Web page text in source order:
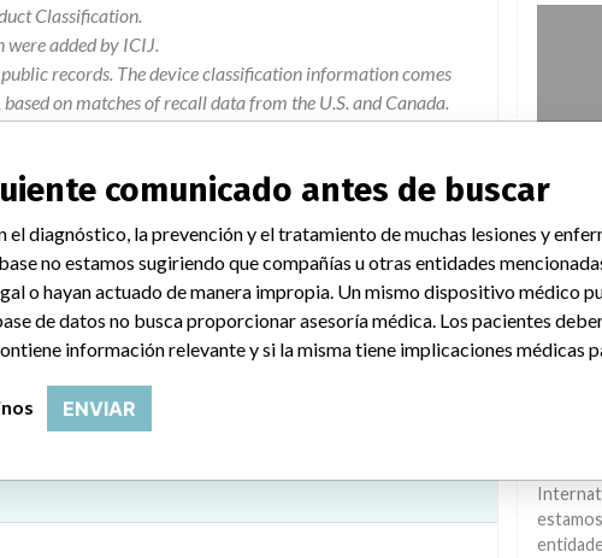
Classification.
added by ICIJ.
records. The device classification information comes
on matches of recall data from the U.S. and Canada.
the defined rangeinvalidating the assay. this is an
lot #s 164007x & 164007x/1.
comunicado antes de buscar
diagnóstico, la prevención y el tratamiento de muchas lesiones y
no estamos sugiriendo que compañías u otras entidades
o hayan actuado de manera impropia. Un mismo dispositivo médico
de datos no busca proporcionar asesoría médica. Los pacientes
información relevante y si la misma tiene implicaciones médicas
ENVIAR